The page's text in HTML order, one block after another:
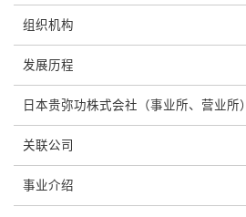
组织机构
发展历程
日本贵弥功株式会社（事业所、营业所）
关联公司
事业介绍